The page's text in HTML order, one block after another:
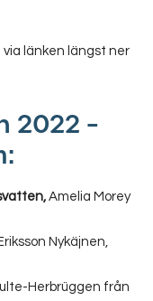
länken längst ner
2022 –
Amelia Morey
Nykäjnen,
Herbrüggen från